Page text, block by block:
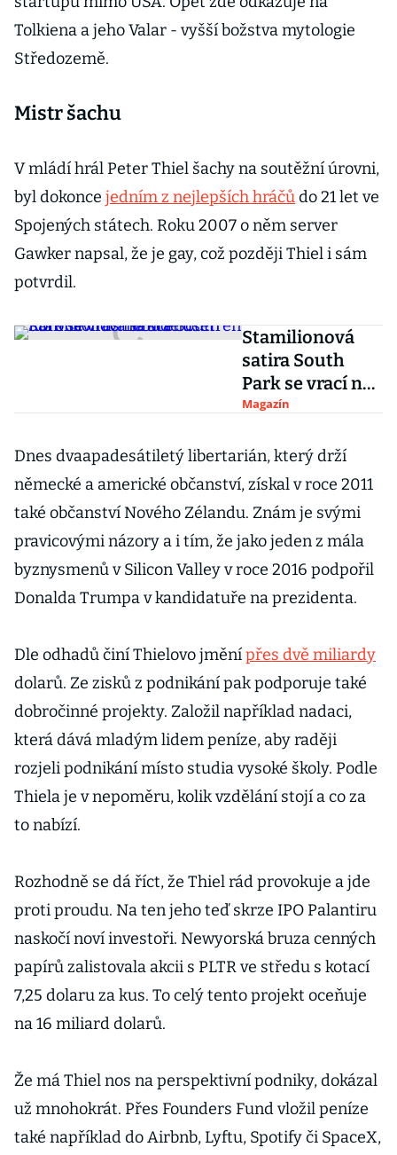
Tolkiena a jeho Valar - vyšší božstva mytologie
Středozemě.
Mistr šachu
V mládí hrál Peter Thiel šachy na soutěžní úrovni,
byl dokonce jedním z nejlepších hráčůdo 21 let ve
Spojených státech. Roku 2007 o něm server
Gawker napsal, že je gay, což později Thiel i sám
potvrdil.
Stamilionová
satira South
Park se vrací na
scénu.
nebude ušetřen
Magazín
Dnes dvaapadesátiletý libertarián, který drží
německé a americké občanství, získal v roce 2011
také občanství Nového Zélandu. Znám je svými
pravicovými názory a i tím, že jako jeden z mála
byznysmenů v Silicon Valley v roce 2016 podpořil
Donalda Trumpa v kandidatuře na prezidenta.
Dle odhadů činí Thielovo jměnípřes dvě miliardy
dolarů. Ze zisků z podnikání pak podporuje také
dobročinné projekty. Založil například nadaci,
která dává mladým lidem peníze, aby raději
rozjeli podnikání místo studia vysoké školy. Podle
Thiela je v nepoměru, kolik vzdělání stojí a co za
to nabízí.
Rozhodně se dá říct, že Thiel rád provokuje a jde
proti proudu. Na ten jeho teď skrze IPO Palantiru
naskočí noví investoři. Newyorská bruza cenných
papírů zalistovala akcii s PLTR ve středu s kotací
7,25 dolaru za kus. To celý tento projekt oceňuje
na 16 miliard dolarů.
Že má Thiel nos na perspektivní podniky, dokázal
už mnohokrát. Přes Founders Fund vložil peníze
také například do Airbnb, Lyftu, Spotify či SpaceX,